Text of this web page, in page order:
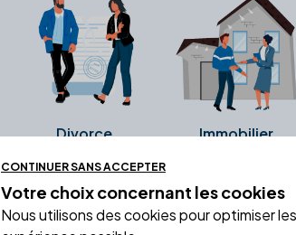
Divorce Immobilier
Ces avis proviennent directement de la
CONTINUER SANS ACCEPTER
Votre choix concernant les cookies
Nous utilisons des cookies pour optimiser